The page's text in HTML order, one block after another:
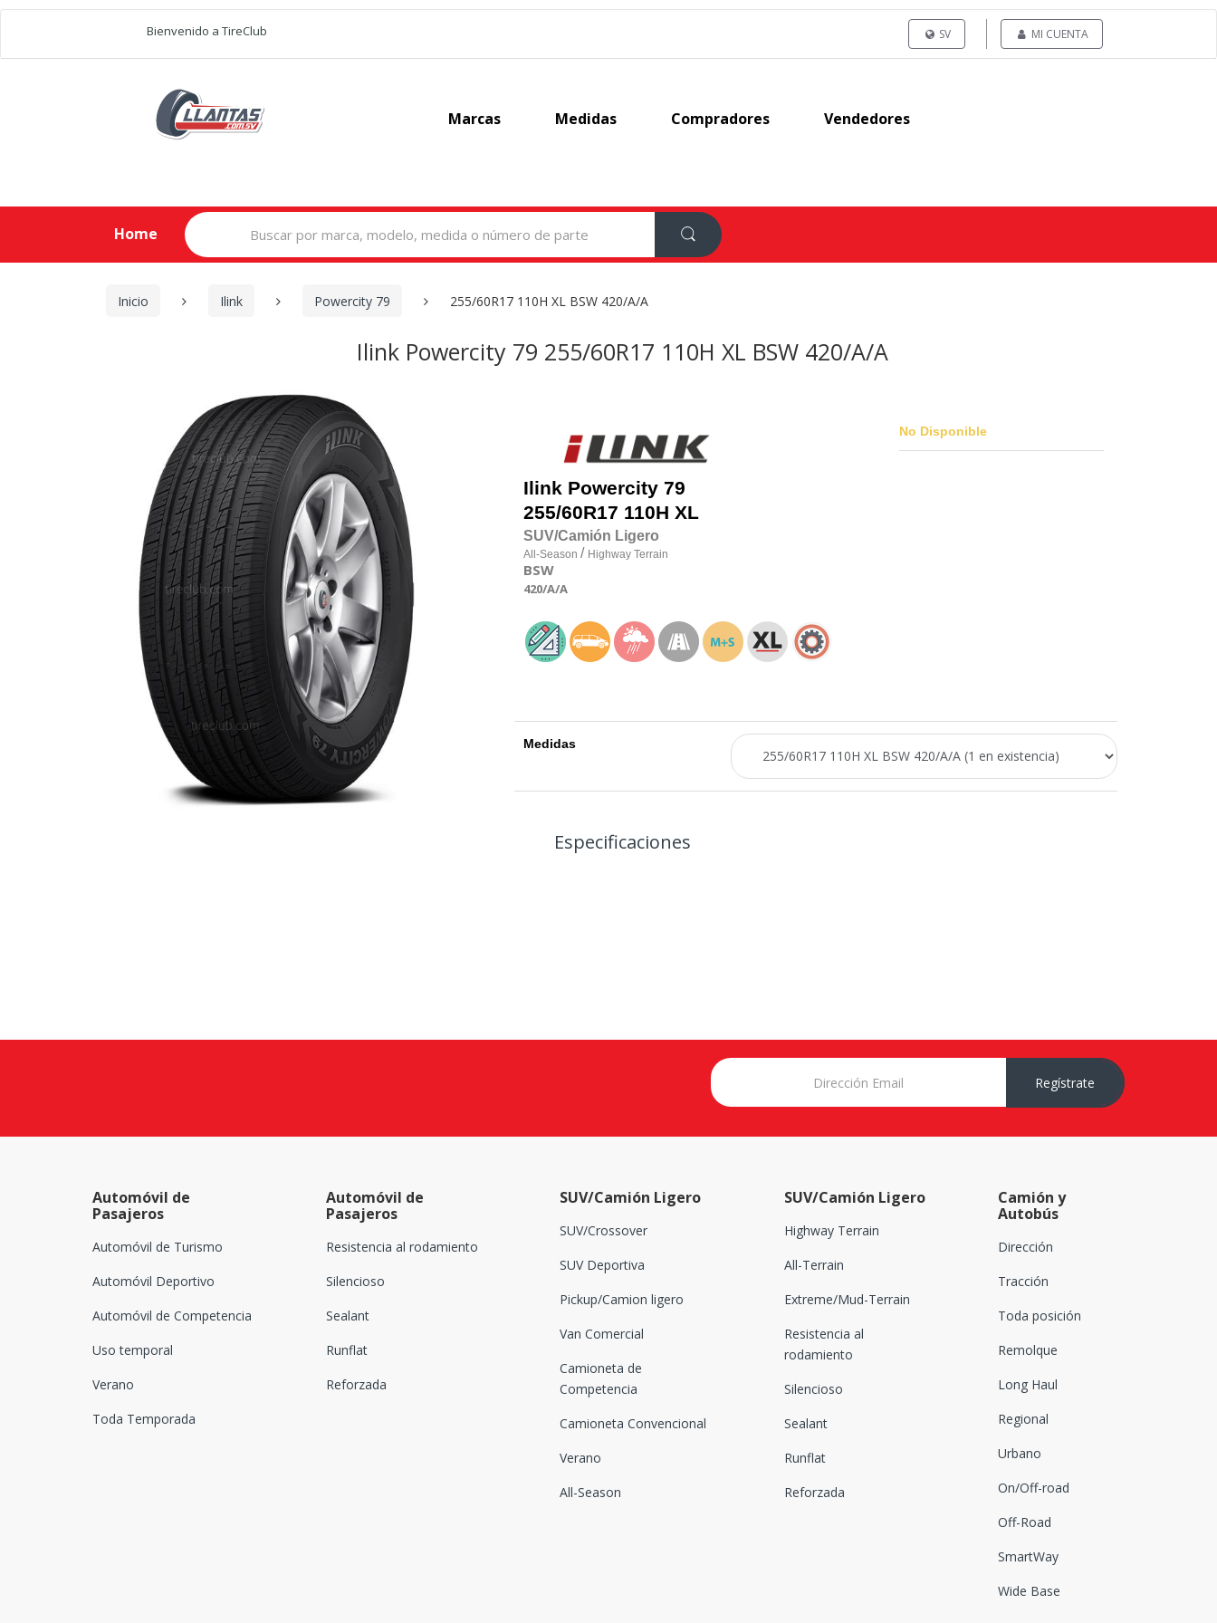
Bienvenido a TireClub SV MI CUENTA
Marcas Medidas Compradores Vendedores
Home
Search
for:
Inicio Ilink Powercity 79 255/60R17 110H XL BSW 420/A/A
Ilink Powercity 79 255/60R17 110H XL BSW 420/A/A
Ilink Powercity 79
255/60R17 110H XL
SUV/Camión Ligero
All-Season / Highway Terrain
BSW
420/A/A
No Disponible
Medidas
Especificaciones
Regístrate
Automóvil de
Pasajeros
Automóvil de Turismo
Automóvil Deportivo
Automóvil de Competencia
Uso temporal
Verano
Toda Temporada
Automóvil de
Pasajeros
Resistencia al rodamiento
Silencioso
Sealant
Runflat
Reforzada
SUV/Camión Ligero
SUV/Crossover
SUV Deportiva
Pickup/Camion ligero
Van Comercial
Camioneta de
Competencia
Camioneta Convencional
Verano
All-Season
SUV/Camión Ligero
Highway Terrain
All-Terrain
Extreme/Mud-Terrain
Resistencia al
rodamiento
Silencioso
Sealant
Runflat
Reforzada
Camión y
Autobús
Dirección
Tracción
Toda posición
Remolque
Long Haul
Regional
Urbano
On/Off-road
Off-Road
SmartWay
Wide Base